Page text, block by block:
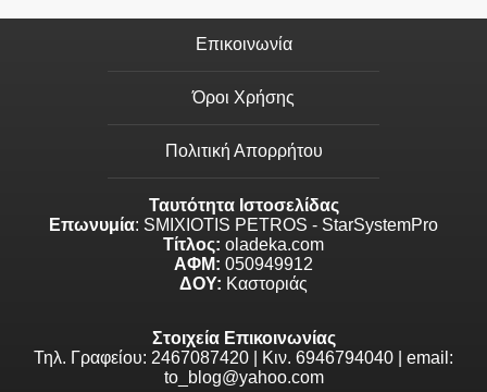
Επικοινωνία
Όροι Χρήσης
Πολιτική Απορρήτου
Ταυτότητα Ιστοσελίδας
Επωνυμία: SMIXIOTIS PETROS - StarSystemPro
Τίτλος: oladeka.com
ΑΦΜ: 050949912
ΔΟΥ: Καστοριάς
Στοιχεία Επικοινωνίας
Τηλ. Γραφείου: 2467087420 | Κιν. 6946794040 | email:
to_blog@yahoo.com